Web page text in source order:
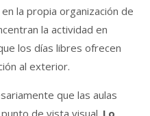
la propia organización de
la actividad en
los días libres ofrecen
al exterior.
que las aulas
de vista visual. Lo